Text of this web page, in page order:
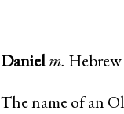
Daniel m. Hebrew
The name of an